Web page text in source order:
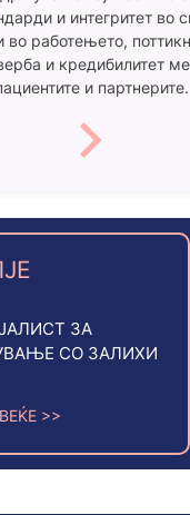
и интегритет во
во работењето,
и кредибилитет
и партнерите.
ЗА
ЗАЛИХИ